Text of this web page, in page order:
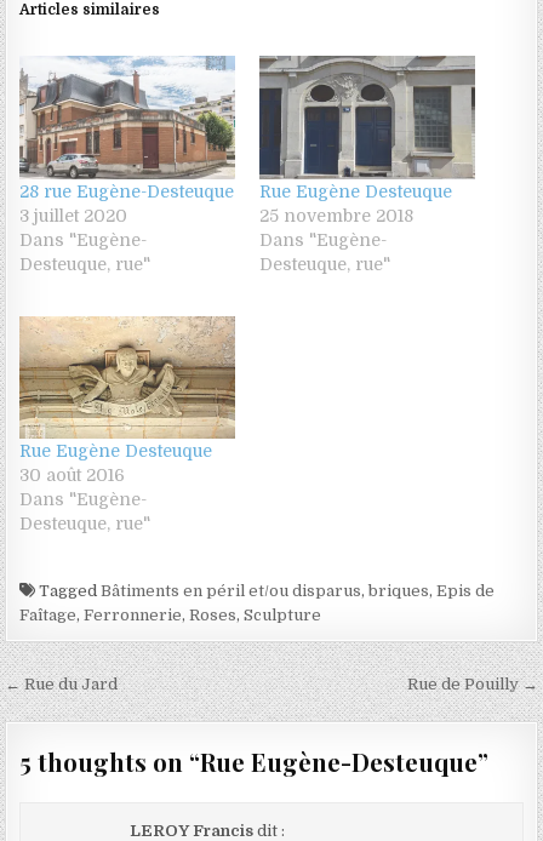
Articles similaires
28 rue Eugène-Desteuque
3 juillet 2020
Dans "Eugène-
Desteuque, rue"
Rue Eugène Desteuque
25 novembre 2018
Dans "Eugène-
Desteuque, rue"
Rue Eugène Desteuque
30 août 2016
Dans "Eugène-
Desteuque, rue"
TaggedBâtiments en péril et/ou disparus,briques,Epis de
Faîtage,Ferronnerie,Roses,Sculpture
Navigation de l’article Rue de Pouilly →
← Rue du Jard
5 thoughts on “Rue Eugène-Desteuque”
LEROY Francis dit :